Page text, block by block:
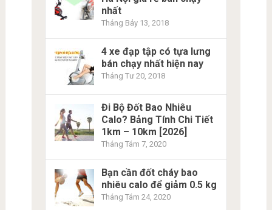
nhất
Tháng Bảy 13, 2018
4 xe đạp tập có tựa lưng
bán chạy nhất hiện nay
Tháng Tư 20, 2018
Đi Bộ Đốt Bao Nhiêu
Calo? Bảng Tính Chi Tiết
1km – 10km [2026]
Tháng Tám 7, 2020
Bạn cần đốt cháy bao
nhiêu calo để giảm 0.5 kg
Tháng Tám 24, 2020